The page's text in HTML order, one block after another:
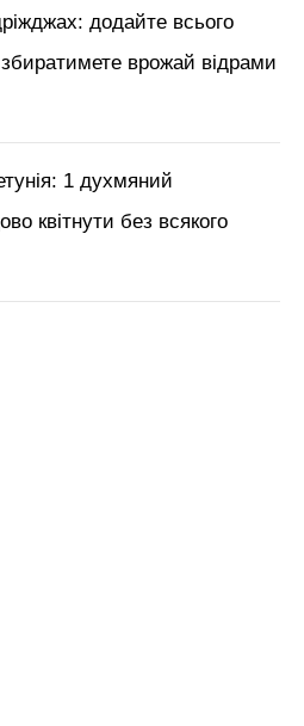
додайте всього
врожай відрами
1 духмяний
квітнути без всякого